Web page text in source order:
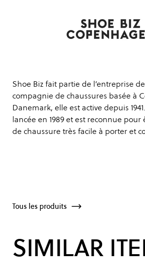
Shoe Biz fait partie de l’entreprise
compagnie de chaussures basée à
Danemark, elle est active depuis
lancée en 1989 et est reconnue
de chaussure très facile à porter et
Tous les produits
SIMILAR